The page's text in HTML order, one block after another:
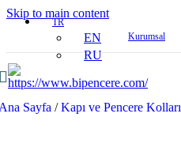
Skip to main content
TR
EN
RU
Kurumsal
Sayfa / Kapı ve Pencere Kolları